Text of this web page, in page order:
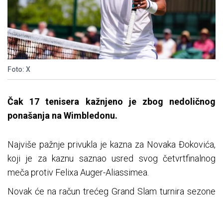
Foto: X
Čak 17 tenisera kažnjeno je zbog nedoličnog
ponašanja na Wimbledonu.
Najviše pažnje privukla je kazna za Novaka Đokovića,
koji je za kaznu saznao usred svog četvrtfinalnog
meča protiv Felixa Auger-Aliassimea.
Novak će na račun trećeg Grand Slam turnira sezone